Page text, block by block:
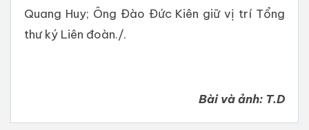
Quang Huy; Ông Đào Đức Kiên giữ vị trí Tổng
thư ký Liên đoàn./.
Bài và ảnh: T.D